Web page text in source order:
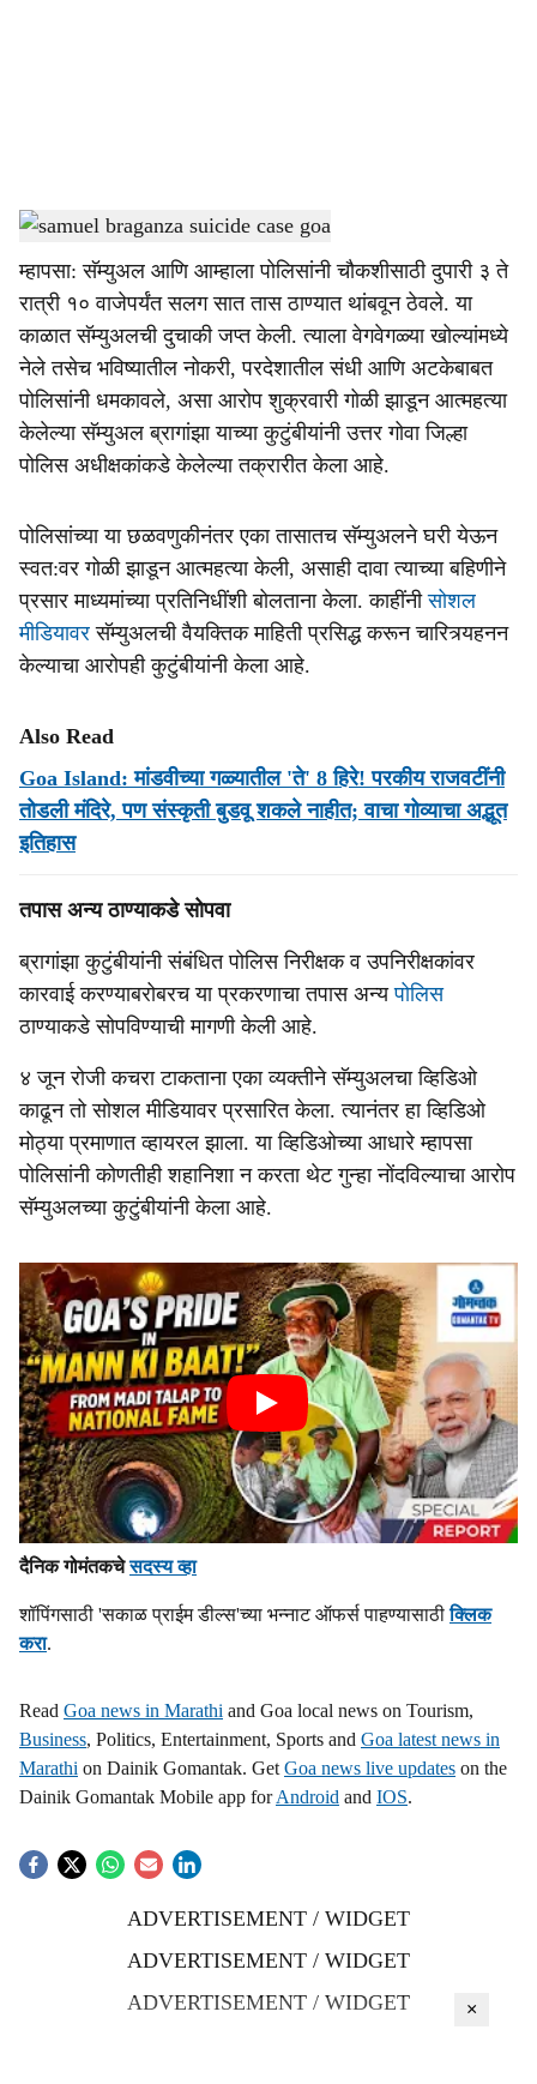
a
r
e
samuel braganza suicide case goa-Dainik Gomantak
म्हापसा: सॅम्युअल आणि आम्हाला पोलिसांनी चौकशीसाठी दुपारी ३ ते
रात्री १० वाजेपर्यंत सलग सात तास ठाण्यात थांबवून ठेवले. या
काळात सॅम्युअलची दुचाकी जप्त केली. त्याला वेगवेगळ्या खोल्यांमध्ये
नेले तसेच भविष्यातील नोकरी, परदेशातील संधी आणि अटकेबाबत
पोलिसांनी धमकावले, असा आरोप शुक्रवारी गोळी झाडून आत्महत्या
केलेल्या सॅम्युअल ब्रागांझा याच्या कुटुंबीयांनी उत्तर गोवा जिल्हा
पोलिस अधीक्षकांकडे केलेल्या तक्रारीत केला आहे.
पोलिसांच्या या छळवणुकीनंतर एका तासातच सॅम्युअलने घरी येऊन
स्वत:वर गोळी झाडून आत्महत्या केली, असाही दावा त्याच्या बहिणीने
प्रसार माध्यमांच्या प्रतिनिधींशी बोलताना केला. काहींनीसोशल
मीडियावर सॅम्युअलची वैयक्तिक माहिती प्रसिद्ध करून चारित्र्यहनन
केल्याचा आरोपही कुटुंबीयांनी केला आहे.
Also Read
Goa Island: मांडवीच्या गळ्यातील 'ते' 8 हिरे! परकीय राजवटींनी
तोडली मंदिरे, पण संस्कृती बुडवू शकले नाहीत; वाचा गोव्याचा अद्भूत
इतिहास
तपास अन्य ठाण्याकडे सोपवा
ब्रागांझा कुटुंबीयांनी संबंधित पोलिस निरीक्षक व उपनिरीक्षकांवर
कारवाई करण्याबरोबरच या प्रकरणाचा तपास अन्यपोलिस
ठाण्याकडे सोपविण्याची मागणी केली आहे.
४ जून रोजी कचरा टाकताना एका व्यक्तीने सॅम्युअलचा व्हिडिओ
काढून तो सोशल मीडियावर प्रसारित केला. त्यानंतर हा व्हिडिओ
मोठ्या प्रमाणात व्हायरल झाला. या व्हिडिओच्या आधारे म्हापसा
पोलिसांनी कोणतीही शहानिशा न करता थेट गुन्हा नोंदविल्याचा आरोप
सॅम्युअलच्‍या कुटुंबीयांनी केला आहे.
दैनिक गोमंतकचेसदस्य व्हा
शॉपिंगसाठी 'सकाळ प्राईम डील्स'च्या भन्नाट ऑफर्स पाहण्यासाठीक्लिक
करा.
Read Goa news in Marathi and Goa local news on Tourism,
Business, Politics, Entertainment, Sports and Goa latest news in
Marathi on Dainik Gomantak. Get Goa news live updates on the
Dainik Gomantak Mobile app forAndroid and IOS.
ADVERTISEMENT / WIDGET
ADVERTISEMENT / WIDGET
ADVERTISEMENT / WIDGET
×